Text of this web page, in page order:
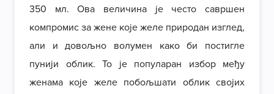
350 мл. Ова величина је често савршен
компромис за жене које желе природан изглед,
али и довољно волумен како би постигле
пунији облик. То је популаран избор међу
женама које желе побољшати облик својих